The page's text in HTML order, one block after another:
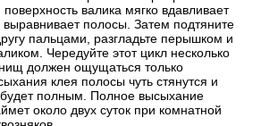
валика мягко вдавливает
полосы. Затем подтяните
пальцами, разгладьте перышком и
Чередуйте этот цикл несколько
должен ощущаться только
клея полосы чуть стянутся и
полным. Полное высыхание
около двух суток при комнатной